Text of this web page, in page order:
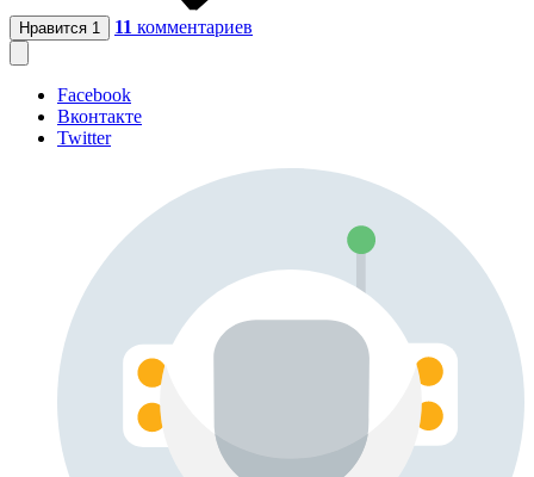
Нравится 1 11 комментариев
Facebook
Вконтакте
Twitter